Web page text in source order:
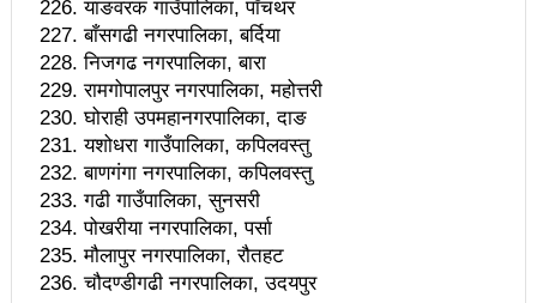
प्रेस काउन्सिल ऐन संसोधन हुनुपर्छः अध्यक्ष बस्नेत
बलात्कारको आरोपमा क्रिकेटर लामिछाने दोषी ठहर
माओवादीको रुपान्तरण अभियानः नुवाकोटको विदुरबाट विभिन्न
दलआबद्ध युवाहरु माओवादीमा प्रवेश
कांग्रेस, एमाले र राप्रपामा संगठित कार्यकर्ता माओवादी केन्द्रमा
प्रवेश
शिक्षा विधेयकले उत्पीडित शिक्षकका सबै माग पुरा गर्नेछः
याङवरक गाउँपालिका, पाँचथर
बाँसगढी नगरपालिका, बर्दिया
निजगढ नगरपालिका, बारा
रामगोपालपुर नगरपालिका, महोत्तरी
घोराही उपमहानगरपालिका, दाङ
यशोधरा गाउँपालिका, कपिलवस्तु
बाणगंगा नगरपालिका, कपिलवस्तु
गढी गाउँपालिका, सुनसरी
पोखरीया नगरपालिका, पर्सा
मौलापुर नगरपालिका, रौतहट
चौदण्डीगढी नगरपालिका, उदयपुर